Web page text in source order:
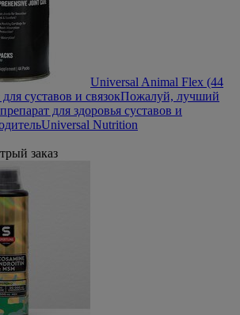
Universal Animal Flex (44
суставов и связокПожалуй, лучший
для здоровья суставов и
Universal Nutrition
заказ